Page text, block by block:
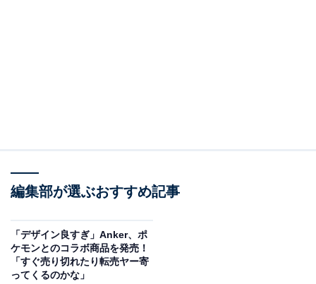
ランケット（1990円）やクッション（1490円）、キーホ
どがラインアップされています。8日15時からしまむら
パーク（オンラインストア）で予約を開始し、受注生産
販売になるとのことです。
編集部が選ぶおすすめ記事
「デザイン良すぎ」Anker、ポ
ケモンとのコラボ商品を発売！
「すぐ売り切れたり転売ヤー寄
ってくるのかな」